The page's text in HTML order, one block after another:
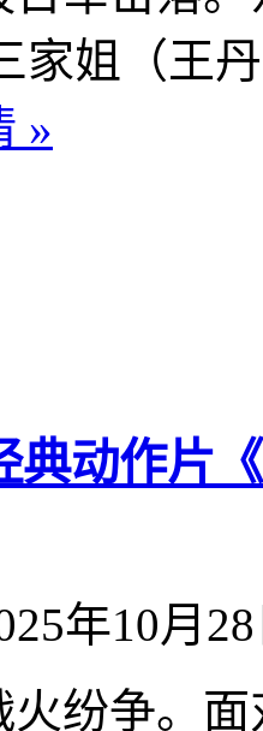
家姐（王
»
典动作片
年10月
火纷争。